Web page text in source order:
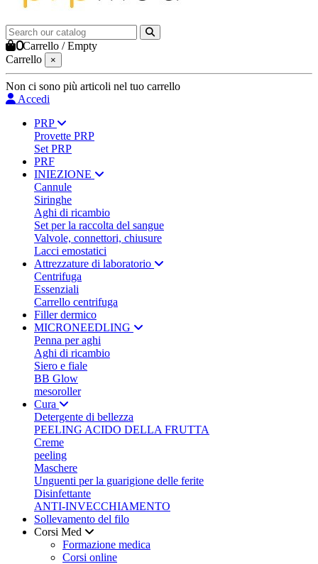
0Carrello /Empty
Carrello
×
Non ci sono più articoli nel tuo carrello
Accedi
PRP
Provette PRP
Set PRP
PRF
INIEZIONE
Cannule
Siringhe
Aghi di ricambio
Set per la raccolta del sangue
Valvole, connettori, chiusure
Lacci emostatici
Attrezzature di laboratorio
Centrifuga
Essenziali
Carrello centrifuga
Filler dermico
MICRONEEDLING
Penna per aghi
Aghi di ricambio
Siero e fiale
BB Glow
mesoroller
Cura
Detergente di bellezza
PEELING ACIDO DELLA FRUTTA
Creme
peeling
Maschere
Unguenti per la guarigione delle ferite
Disinfettante
ANTI-INVECCHIAMENTO
Sollevamento del filo
Corsi Med
Formazione medica
Corsi online